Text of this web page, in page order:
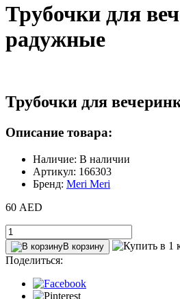
Трубочки для
радужные
Трубочки для
Описание товара:
Наличие: В наличии
Артикул: 166303
Бренд: Meri Meri
60 AED
В корзину
Поделиться: